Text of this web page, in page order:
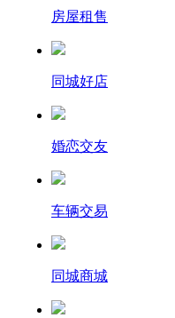
房屋租售
同城好店
婚恋交友
车辆交易
同城商城